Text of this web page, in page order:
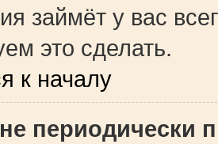
займёт у вас
это сделать.
к началу
периодически